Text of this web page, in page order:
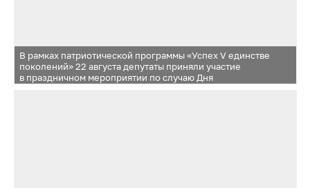
В рамках патриотической программы «Успех V единстве
поколений» 22 августа депутаты приняли участие
в праздничном мероприятии по случаю Дня